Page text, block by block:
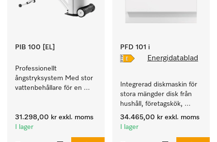
PIB 100 [EL]
Professionellt
ångstryksystem Med stor
vattenbehållare för en
31.298,00 kr exkl. moms
I lager
PFD 101 i
Energidatablad
Integrerad diskmaskin för
stora mängder disk från
hushåll, företagskök,
pentryn och diskrum.
34.465,00 kr exkl. moms
I lager